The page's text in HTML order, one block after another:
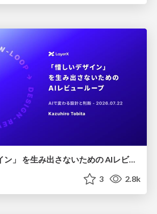
「惜しいデザイン」 を生み出さないための AIレビューループ
3 2.8k